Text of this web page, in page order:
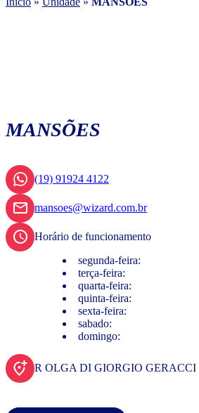
MANSÕES
(19) 91924 4122
mansoes@wizard.com.br
Horário de funcionamento
segunda-feira:
terça-feira:
quarta-feira:
quinta-feira:
sexta-feira:
sabado:
domingo:
R OLGA DI GIORGIO GERACCI